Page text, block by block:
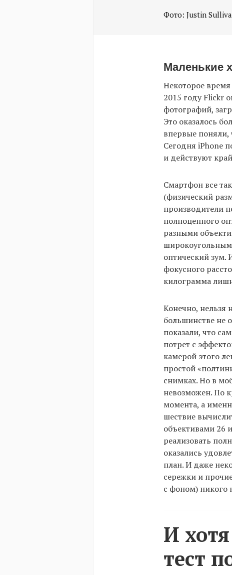
Маленькие
Некоторое
2015 году Flickr
фотографий,
Это оказалось
впервые поняли,
Сегодня iPhone
и действуют
Смартфон все
(физический
производители
полноценного
разными
оптический зум.
фокусного
килограмма
Конечно, нельзя
большинстве не
показали, что
потрет с
камерой этого
простой
снимках. Но в
невозможен. По
момента, а
шествие
объективами 26
реализовать
оказались
план. И даже
сережки и
с фоном) никого
И
тест